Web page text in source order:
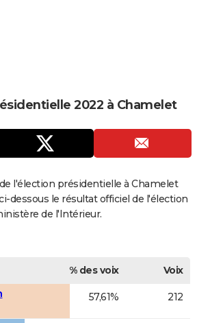
2022 à Chamelet
l'élection présidentielle à Chamelet
dessous le résultat officiel de l'élection
de l'Intérieur.
% des voix
Voix
57,61% 212